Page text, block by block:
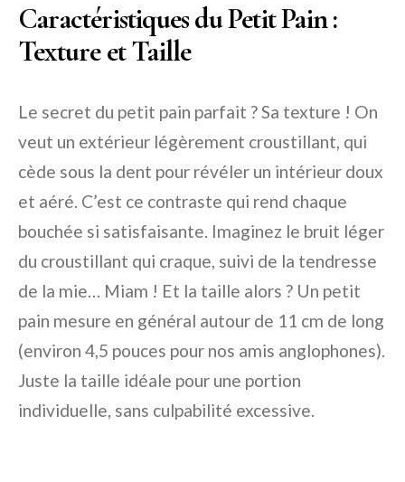
Caractéristiques du Petit Pain :
Texture et Taille
Le secret du petit pain parfait ? Sa texture ! On
veut un extérieur légèrement croustillant, qui
cède sous la dent pour révéler un intérieur doux
et aéré. C’est ce contraste qui rend chaque
bouchée si satisfaisante. Imaginez le bruit léger
du croustillant qui craque, suivi de la tendresse
de la mie… Miam ! Et la taille alors ? Un petit
pain mesure en général autour de 11 cm de long
(environ 4,5 pouces pour nos amis anglophones).
Juste la taille idéale pour une portion
individuelle, sans culpabilité excessive.